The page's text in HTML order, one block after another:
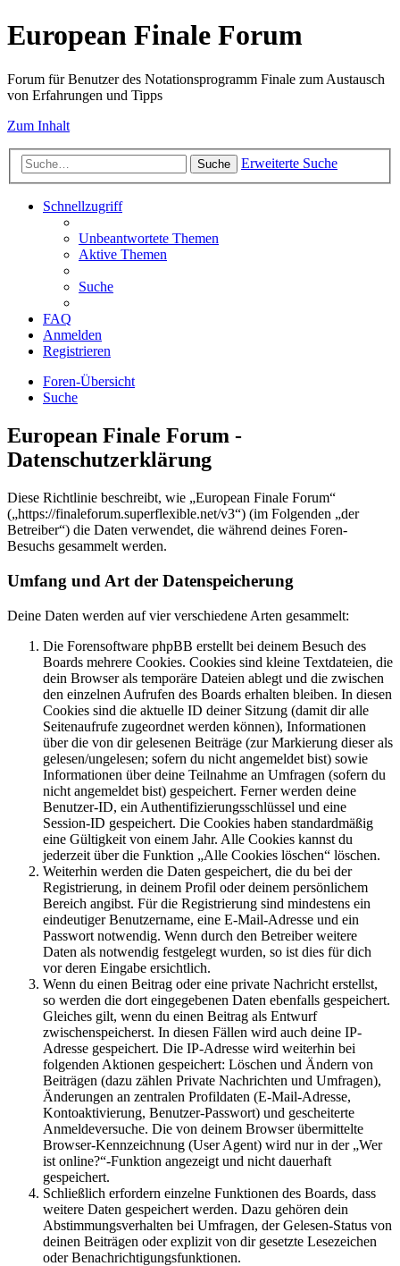
European Finale Forum
Forum für Benutzer des Notationsprogramm Finale zum Austausch
von Erfahrungen und Tipps
Zum Inhalt
Suche Erweiterte Suche
Schnellzugriff
Unbeantwortete Themen
Aktive Themen
Suche
FAQ
Anmelden
Registrieren
Foren-Übersicht
Suche
European Finale Forum -
Datenschutzerklärung
Diese Richtlinie beschreibt, wie „European Finale Forum“
(„https://finaleforum.superflexible.net/v3“) (im Folgenden „der
Betreiber“) die Daten verwendet, die während deines Foren-
Besuchs gesammelt werden.
Umfang und Art der Datenspeicherung
Deine Daten werden auf vier verschiedene Arten gesammelt:
Die Forensoftware phpBB erstellt bei deinem Besuch des
Boards mehrere Cookies. Cookies sind kleine Textdateien, die
dein Browser als temporäre Dateien ablegt und die zwischen
den einzelnen Aufrufen des Boards erhalten bleiben. In diesen
Cookies sind die aktuelle ID deiner Sitzung (damit dir alle
Seitenaufrufe zugeordnet werden können), Informationen
über die von dir gelesenen Beiträge (zur Markierung dieser als
gelesen/ungelesen; sofern du nicht angemeldet bist) sowie
Informationen über deine Teilnahme an Umfragen (sofern du
nicht angemeldet bist) gespeichert. Ferner werden deine
Benutzer-ID, ein Authentifizierungsschlüssel und eine
Session-ID gespeichert. Die Cookies haben standardmäßig
eine Gültigkeit von einem Jahr. Alle Cookies kannst du
jederzeit über die Funktion „Alle Cookies löschen“ löschen.
Weiterhin werden die Daten gespeichert, die du bei der
Registrierung, in deinem Profil oder deinem persönlichem
Bereich angibst. Für die Registrierung sind mindestens ein
eindeutiger Benutzername, eine E-Mail-Adresse und ein
Passwort notwendig. Wenn durch den Betreiber weitere
Daten als notwendig festgelegt wurden, so ist dies für dich
vor deren Eingabe ersichtlich.
Wenn du einen Beitrag oder eine private Nachricht erstellst,
so werden die dort eingegebenen Daten ebenfalls gespeichert.
Gleiches gilt, wenn du einen Beitrag als Entwurf
zwischenspeicherst. In diesen Fällen wird auch deine IP-
Adresse gespeichert. Die IP-Adresse wird weiterhin bei
folgenden Aktionen gespeichert: Löschen und Ändern von
Beiträgen (dazu zählen Private Nachrichten und Umfragen),
Änderungen an zentralen Profildaten (E-Mail-Adresse,
Kontoaktivierung, Benutzer-Passwort) und gescheiterte
Anmeldeversuche. Die von deinem Browser übermittelte
Browser-Kennzeichnung (User Agent) wird nur in der „Wer
ist online?“-Funktion angezeigt und nicht dauerhaft
gespeichert.
Schließlich erfordern einzelne Funktionen des Boards, dass
weitere Daten gespeichert werden. Dazu gehören dein
Abstimmungsverhalten bei Umfragen, der Gelesen-Status von
deinen Beiträgen oder explizit von dir gesetzte Lesezeichen
oder Benachrichtigungsfunktionen.